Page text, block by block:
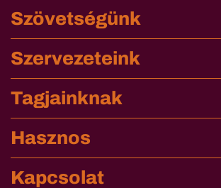
Szövetségünk
Szervezeteink
Tagjainknak
Hasznos
Kapcsolat